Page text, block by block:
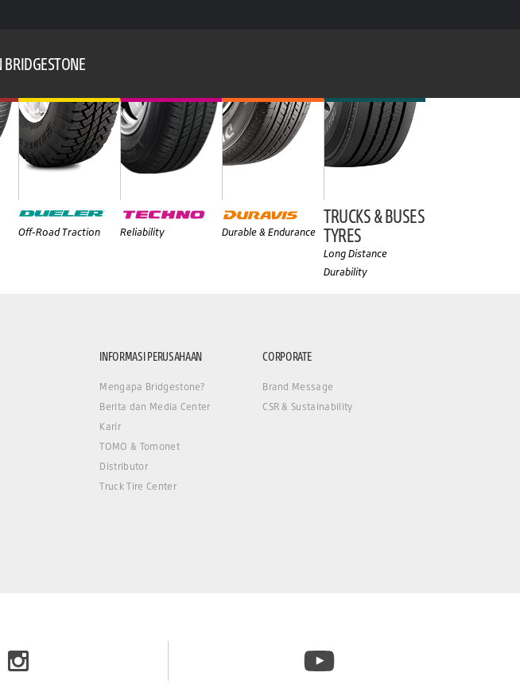
Off-Road Traction Reliability Durable & Endurance
TRUCKS & BUSES
TYRES
Long Distance
Durability
INFORMASI PERUSAHAAN
Mengapa Bridgestone?
Berita dan Media Center
Karir
TOMO & Tomonet
Distributor
Truck Tire Center
CORPORATE
Brand Message
CSR & Sustainability